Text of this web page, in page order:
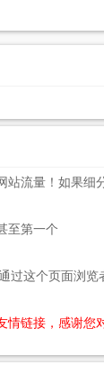
流量！如果细
至第一个
这个页面浏览
链接，感谢您